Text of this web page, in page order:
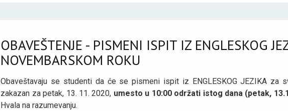
OBAVEŠTENJE - PISMENI ISPIT IZ ENGLESKOG
NOVEMBARSKOM ROKU
Obaveštavaju se studenti da će se pismeni ispit iz ENGLESKOG JEZIKA za
zakazan za petak, 13. 11. 2020, umesto u 10:00 održati istog dana (petak,
Hvala na razumevanju.